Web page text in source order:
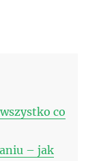
co
– jak